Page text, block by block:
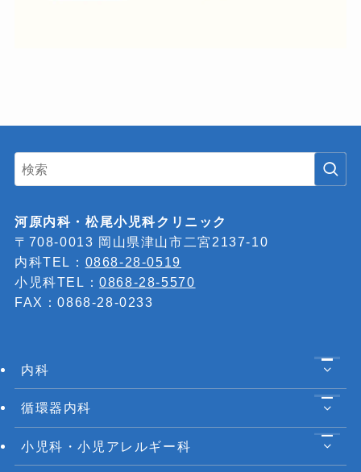
河原内科・松尾小児科クリニック
〒708-0013 岡山県津山市二宮2137-10
内科TEL： 0868-28-0519
小児科TEL：0868-28-5570
FAX：0868-28-0233
内科
循環器内科
小児科・小児アレルギー科